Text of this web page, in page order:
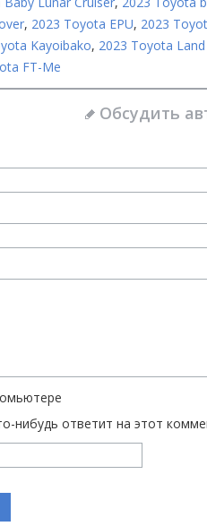
, 2023 Toyota EPU, 2023
Kayoibako, 2023 Toyota Land
FT-Me
Обсудить
нибудь ответит на этот